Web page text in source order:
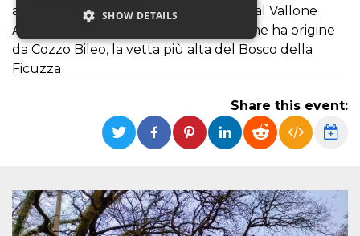
attraverseremo un bosco delimitato dal Vallone
Arcera, un corso d'acqua torrentizio che ha origine
da Cozzo Bileo, la vetta più alta del Bosco della
Ficuzza
Share this event:
SHOW DETAILS
functionality such as user login and account
management. The website cannot be used
properly without strictly necessary cookies.
cf_clearance
Cloudflare,
Inc.
.oooh.events
1 year
This cookie
is used by
the